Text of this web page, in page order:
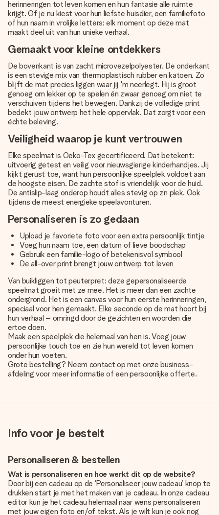
herinneringen tot leven komen en hun fantasie alle ruimte
krijgt. Of je nu kiest voor hun liefste huisdier, een familiefoto
of hun naam in vrolijke letters: elk moment op deze mat
maakt deel uit van hun unieke verhaal.
Gemaakt voor kleine ontdekkers
De bovenkant is van zacht microvezelpolyester. De onderkant
is een stevige mix van thermoplastisch rubber en katoen. Zo
blijft de mat precies liggen waar jij 'm neerlegt. Hij is groot
genoeg om lekker op te spelen én zwaar genoeg om niet te
verschuiven tijdens het bewegen. Dankzij de volledige print
bedekt jouw ontwerp het hele oppervlak. Dat zorgt voor een
échte beleving.
Veiligheid waarop je kunt vertrouwen
Elke speelmat is Oeko-Tex gecertificeerd. Dat betekent:
uitvoerig getest en veilig voor nieuwsgierige kinderhandjes. Jij
kijkt gerust toe, want hun persoonlijke speelplek voldoet aan
de hoogste eisen. De zachte stof is vriendelijk voor de huid.
De antislip-laag onderop houdt alles stevig op z’n plek. Ook
tijdens de meest energieke speelavonturen.
Personaliseren is zo gedaan
Upload je favoriete foto voor een extra persoonlijk tintje
Voeg hun naam toe, een datum of lieve boodschap
Gebruik een familie-logo of betekenisvol symbool
De all-over print brengt jouw ontwerp tot leven
Van buikliggen tot peuterpret: deze gepersonaliseerde
speelmat groeit met ze mee. Het is meer dan een zachte
ondergrond. Het is een canvas voor hun eerste herinneringen,
speciaal voor hen gemaakt. Elke seconde op de mat hoort bij
hun verhaal – omringd door de gezichten en woorden die
ertoe doen.
Maak een speelplek die helemaal van hen is. Voeg jouw
persoonlijke touch toe en zie hun wereld tot leven komen
onder hun voeten.
Grote bestelling? Neem contact op met onze business-
afdeling voor meer informatie of een persoonlijke offerte.
Info voor je bestelt
Personaliseren & bestellen
Wat is personaliseren en hoe werkt dit op de website?
Door bij een cadeau op de ‘Personaliseer jouw cadeau’ knop te
drukken start je met het maken van je cadeau. In onze cadeau
editor kun je het cadeau helemaal naar wens personaliseren
met jouw eigen foto en/of tekst. Als je wilt kun je ook nog